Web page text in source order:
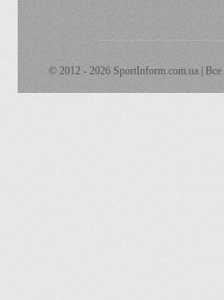
© 2012 - 2026 SportInform.com.ua |